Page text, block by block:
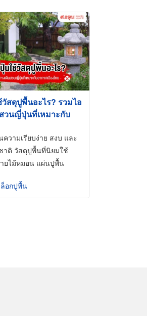
สดุปูพื้นอะไร? รวมไอ
สวนญี่ปุ่นที่เหมาะกับ
วามเรียบง่าย สงบ และ
าติ วัสดุปูพื้นที่นิยมใช้
ยไม้หมอน แผ่นปูพื้น
อกปูพื้น